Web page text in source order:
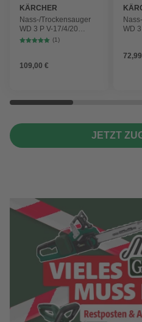
KÄRCHER
Nass-/Trockensauger
WD 3 P V-17/4/20
Workshop mit
(1)
109,00 €
WD
JETZT